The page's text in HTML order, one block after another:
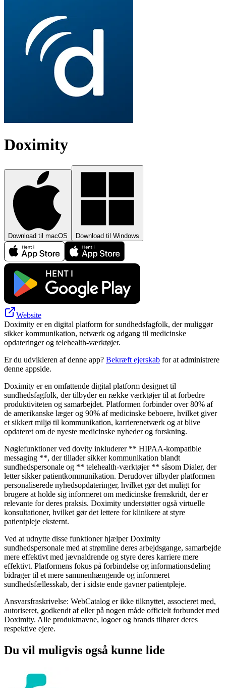
Doximity
Download til macOS Download til Windows
Website
Doximity er en digital platform for sundhedsfagfolk, der muliggør
sikker kommunikation, netværk og adgang til medicinske
opdateringer og telehealth-værktøjer.
Er du udvikleren af denne app? Bekræft ejerskab for at administrere
denne appside.
Doximity er en omfattende digital platform designet til
sundhedsfagfolk, der tilbyder en række værktøjer til at forbedre
produktiviteten og samarbejdet. Platformen forbinder over 80% af
de amerikanske læger og 90% af medicinske beboere, hvilket giver
et sikkert miljø til kommunikation, karrierenetværk og at blive
opdateret om de nyeste medicinske nyheder og forskning.
Nøglefunktioner ved dovity inkluderer ** HIPAA-kompatible
messaging **, der tillader sikker kommunikation blandt
sundhedspersonale og ** telehealth-værktøjer ** såsom Dialer, der
letter sikker patientkommunikation. Derudover tilbyder platformen
personaliserede nyhedsopdateringer, hvilket gør det muligt for
brugere at holde sig informeret om medicinske fremskridt, der er
relevante for deres praksis. Doximity understøtter også virtuelle
konsultationer, hvilket gør det lettere for klinikere at styre
patientpleje eksternt.
Ved at udnytte disse funktioner hjælper Doximity
sundhedspersonale med at strømline deres arbejdsgange, samarbejde
mere effektivt med jævnaldrende og styre deres karriere mere
effektivt. Platformens fokus på forbindelse og informationsdeling
bidrager til et mere sammenhængende og informeret
sundhedsfællesskab, der i sidste ende gavner patientpleje.
Ansvarsfraskrivelse: WebCatalog er ikke tilknyttet, associeret med,
autoriseret, godkendt af eller på nogen måde officielt forbundet med
Doximity. Alle produktnavne, logoer og brands tilhører deres
respektive ejere.
Du vil muligvis også kunne lide